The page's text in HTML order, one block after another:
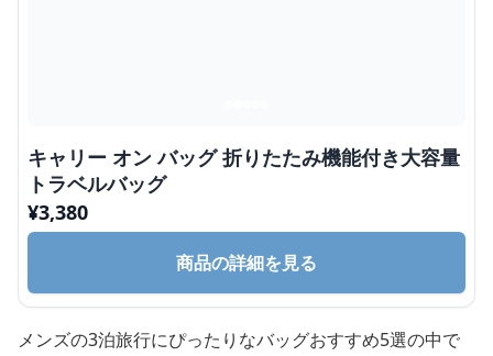
キャリー オン バッグ 折りたたみ機能付き大容量
トラベルバッグ
¥3,380
商品の詳細を見る
メンズの3泊旅行にぴったりなバッグおすすめ5選の中で